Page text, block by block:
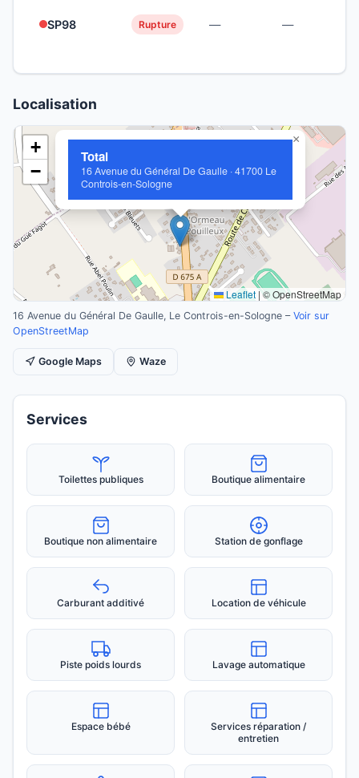
SP98 Rupture — —
Localisation
Total
16 Avenue du Général De Gaulle · 41700 Le
Controis-en-Sologne
×
+
−
Leaflet |© OpenStreetMap
16 Avenue du Général De Gaulle, Le Controis-en-Sologne – Voir sur
OpenStreetMap
Google Maps Waze
Services
Toilettes publiques Boutique alimentaire
Boutique non alimentaire Station de gonflage
Carburant additivé Location de véhicule
Piste poids lourds Lavage automatique
Espace bébé
Services réparation /
entretien